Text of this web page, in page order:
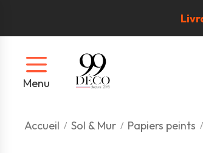
Menu
Accueil Sol & Mur Papiers peints